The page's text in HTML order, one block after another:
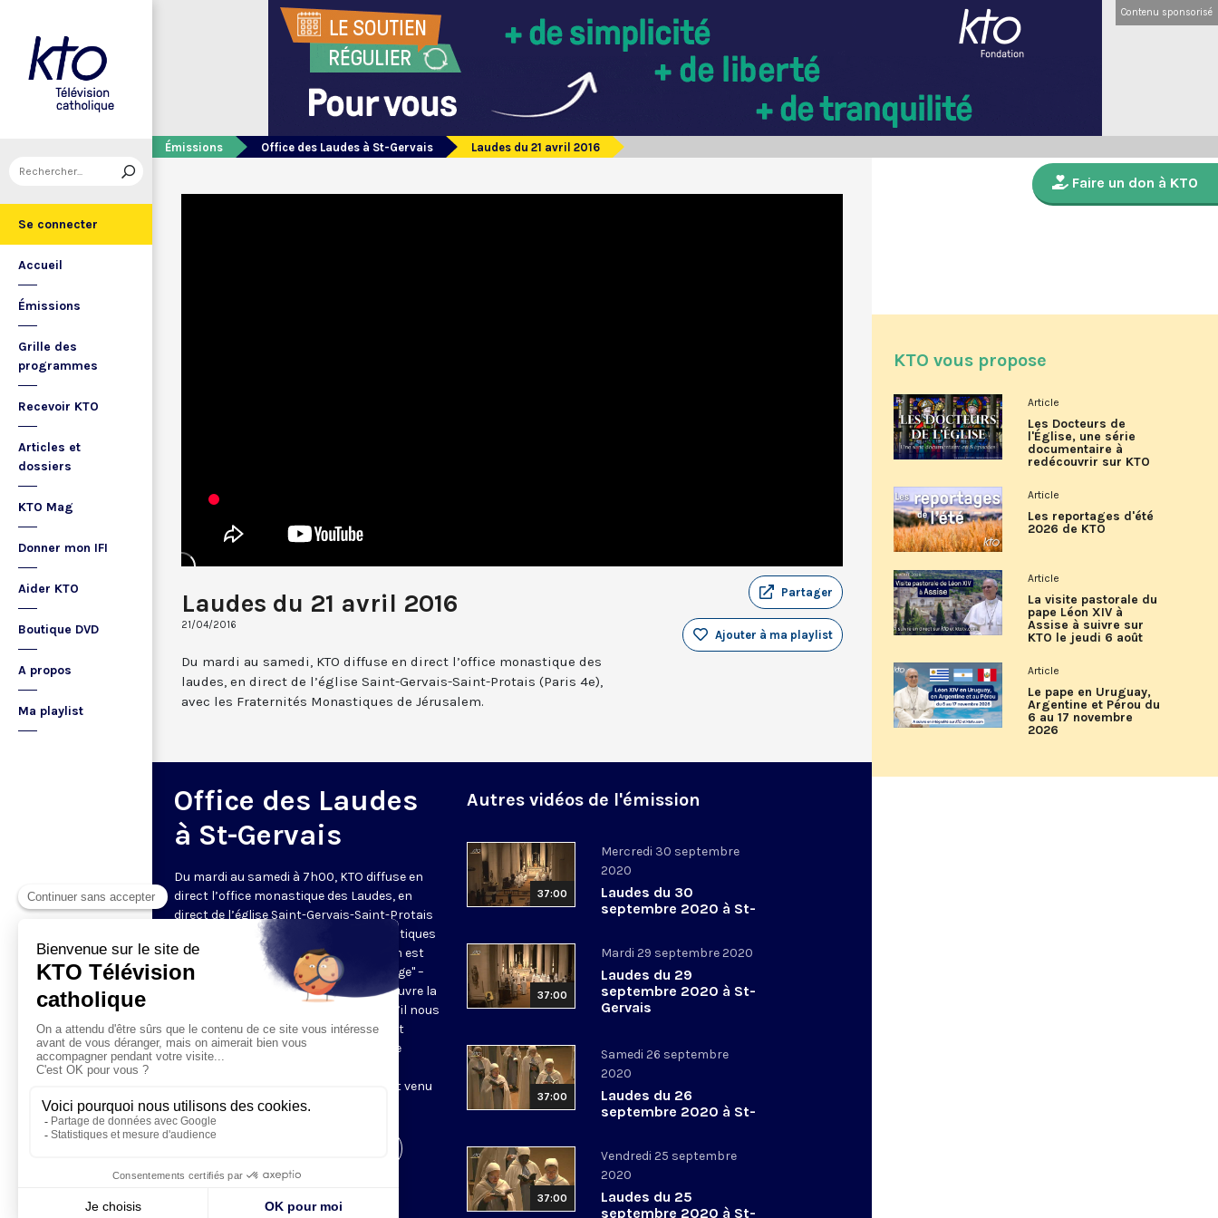
Se connecter
Accueil
Émissions
Grille des
programmes
Recevoir KTO
Articles et
dossiers
KTO Mag
Donner mon IFI
Aider KTO
Boutique DVD
A propos
Ma playlist
Contenu sponsorisé
Émissions Office des Laudes à St-Gervais Laudes du 21 avril 2016
Laudes du 21 avril 2016
21/04/2016
Partager
Ajouter à ma playlist
Du mardi au samedi, KTO diffuse en direct l’office monastique des
laudes, en direct de l’église Saint-Gervais-Saint-Protais (Paris 4e),
avec les Fraternités Monastiques de Jérusalem.
Office des Laudes
à St-Gervais
Du mardi au samedi à 7h00, KTO diffuse en
direct l’office monastique des Laudes, en
direct de l’église Saint-Gervais-Saint-Protais
(Paris IVe), avec les Fraternités Monastiques
de Jérusalem. Les Laudes – dont le nom est
dérivé du terme latin qui signifie "louange" –
sont d’abord la prière de louange qui ouvre la
journée pour remercier Dieu du don qu’il nous
fait de ce jour nouveau, et le placer tout
entier sous son regard. Mais son heure
Résurrection du Seigneur, "soleil levant venu
nous visiter" (Lc 1,28).
Autres vidéos de l'émission
37:00
Mercredi 30 septembre
2020
Laudes du 30
septembre 2020 à St-
37:00
Mardi 29 septembre 2020
Laudes du 29
septembre 2020 à St-
Gervais
37:00
Samedi 26 septembre
2020
Laudes du 26
septembre 2020 à St-
37:00
Vendredi 25 septembre
2020
Laudes du 25
septembre 2020 à St-
Faire un don à KTO
KTO vous propose
Article
Les Docteurs de
l'Église, une série
documentaire à
redécouvrir sur KTO
Article
Les reportages d'été
2026 de KTO
Article
La visite pastorale du
pape Léon XIV à
Assise à suivre sur
KTO le jeudi 6 août
Article
Le pape en Uruguay,
Argentine et Pérou du
6 au 17 novembre
2026